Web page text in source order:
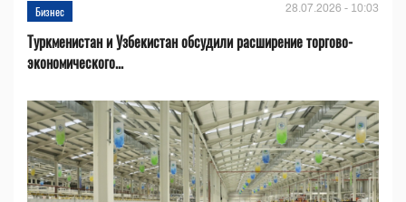
Бизнес 28.07.2026 - 10:03
Туркменистан и Узбекистан обсудили расширение торгово-
экономического...